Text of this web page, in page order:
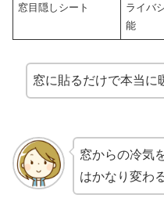
窓目隠しシート
ライバ
能
窓に貼るだけで本当に
窓からの冷気
はかなり変わ